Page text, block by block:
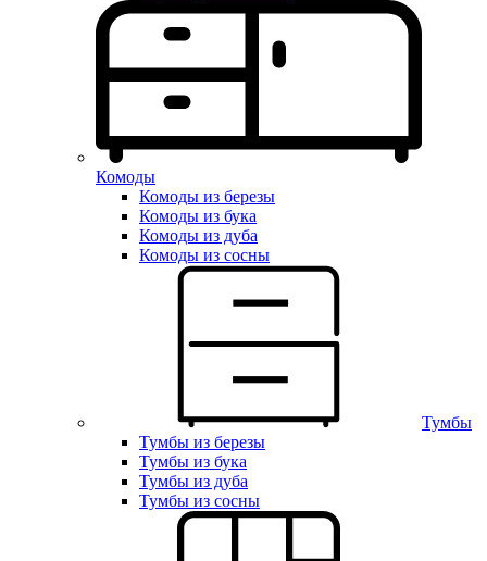
Комоды
Комоды из березы
Комоды из бука
Комоды из дуба
Комоды из сосны
Тумбы
Тумбы из березы
Тумбы из бука
Тумбы из дуба
Тумбы из сосны